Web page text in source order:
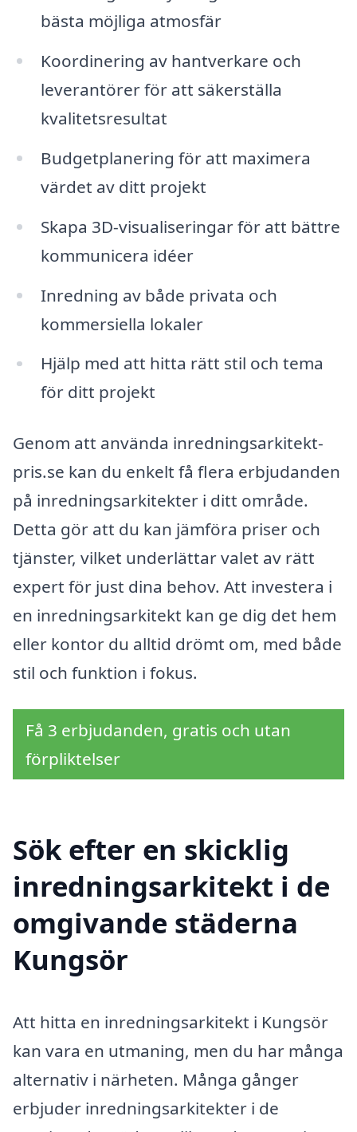
bästa möjliga atmosfär
Koordinering av hantverkare och
leverantörer för att säkerställa
kvalitetsresultat
Budgetplanering för att maximera
värdet av ditt projekt
Skapa 3D-visualiseringar för att bättre
kommunicera idéer
Inredning av både privata och
kommersiella lokaler
Hjälp med att hitta rätt stil och tema
för ditt projekt
Genom att använda inredningsarkitekt-
pris.se kan du enkelt få flera erbjudanden
på inredningsarkitekter i ditt område.
Detta gör att du kan jämföra priser och
tjänster, vilket underlättar valet av rätt
expert för just dina behov. Att investera i
en inredningsarkitekt kan ge dig det hem
eller kontor du alltid drömt om, med både
stil och funktion i fokus.
Få 3 erbjudanden, gratis och utan
förpliktelser
Sök efter en skicklig
inredningsarkitekt i de
omgivande städerna
Kungsör
Att hitta en inredningsarkitekt i Kungsör
kan vara en utmaning, men du har många
alternativ i närheten. Många gånger
erbjuder inredningsarkitekter i de